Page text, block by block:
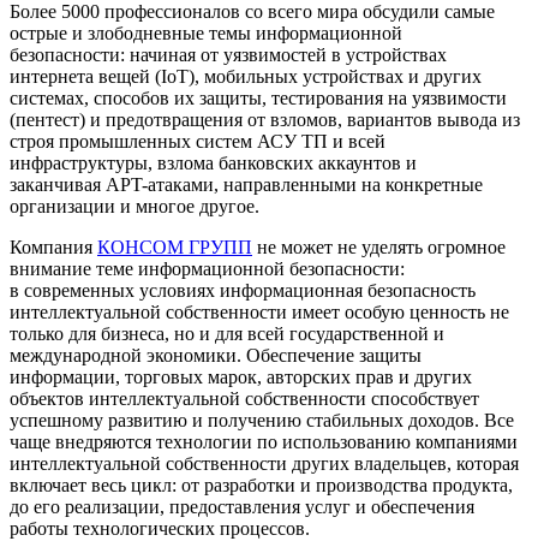
Более 5000 профессионалов со всего мира обсудили самые
острые и злободневные темы информационной
безопасности: начиная от уязвимостей в устройствах
интернета вещей (IoT), мобильных устройствах и других
системах, способов их защиты, тестирования на уязвимости
(пентест) и предотвращения от взломов, вариантов вывода из
строя промышленных систем АСУ ТП и всей
инфраструктуры, взлома банковских аккаунтов и
заканчивая APT-атаками, направленными на конкретные
организации и многое другое.
Компания КОНСОМ ГРУПП не может не уделять огромное
внимание теме информационной безопасности:
в современных условиях информационная безопасность
интеллектуальной собственности имеет особую ценность не
только для бизнеса, но и для всей государственной и
международной экономики. Обеспечение защиты
информации, торговых марок, авторских прав и других
объектов интеллектуальной собственности способствует
успешному развитию и получению стабильных доходов. Все
чаще внедряются технологии по использованию компаниями
интеллектуальной собственности других владельцев, которая
включает весь цикл: от разработки и производства продукта,
до его реализации, предоставления услуг и обеспечения
работы технологических процессов.